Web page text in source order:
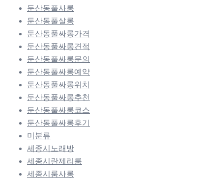
둔산동풀사롱
둔산동풀살롱
둔산동풀싸롱가격
둔산동풀싸롱견적
둔산동풀싸롱문의
둔산동풀싸롱예약
둔산동풀싸롱위치
둔산동풀싸롱추천
둔산동풀싸롱코스
둔산동풀싸롱후기
미분류
세종시노래방
세종시란제리룸
세종시룸사롱